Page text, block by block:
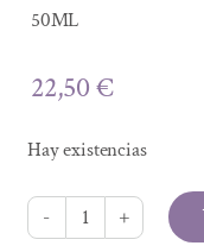
50ML
22,50€
Hay existencias
CREMA